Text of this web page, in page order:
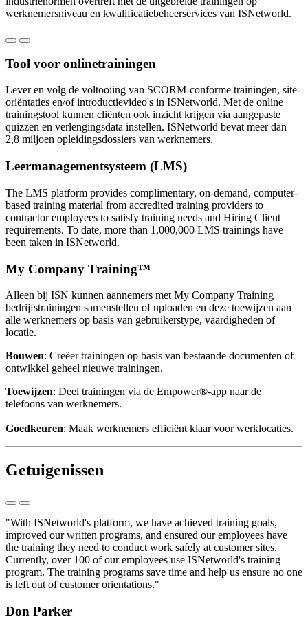
werknemersniveau en kwalificatiebeheerservices van ISNetworld.
Tool voor onlinetrainingen
Lever en volg de voltooiing van SCORM-conforme trainingen, site-
oriëntaties en/of introductievideo's in ISNetworld. Met de online
trainingstool kunnen cliënten ook inzicht krijgen via aangepaste
quizzen en verlengingsdata instellen. ISNetworld bevat meer dan
2,8 miljoen opleidingsdossiers van werknemers.
Leermanagementsysteem (LMS)
The LMS platform provides complimentary, on-demand, computer-
based training material from accredited training providers to
contractor employees to satisfy training needs and Hiring Client
requirements. To date, more than 1,000,000 LMS trainings have
been taken in ISNetworld.
My Company Training™
Alleen bij ISN kunnen aannemers met My Company Training
bedrijfstrainingen samenstellen of uploaden en deze toewijzen aan
alle werknemers op basis van gebruikerstype, vaardigheden of
locatie.
Bouwen: Creëer trainingen op basis van bestaande documenten of
ontwikkel geheel nieuwe trainingen.
Toewijzen: Deel trainingen via de Empower®-app naar de
telefoons van werknemers.
Goedkeuren: Maak werknemers efficiënt klaar voor werklocaties.
Getuigenissen
"With ISNetworld's platform, we have achieved training goals,
improved our written programs, and ensured our employees have
the training they need to conduct work safely at customer sites.
Currently, over 100 of our employees use ISNetworld's training
program. The training programs save time and help us ensure no one
is left out of customer orientations."
Don Parker